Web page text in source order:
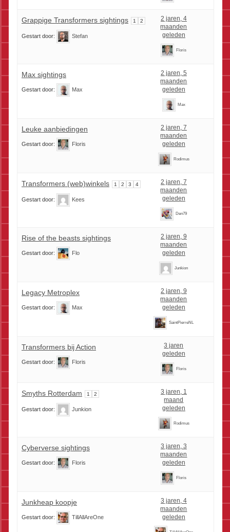
Grappige Transformers sightings 1 2
Gestart door: Stefan
2 jaren, 4
maanden
geleden
Floris
Max sightings
Gestart door: Max
2 jaren, 5
maanden
geleden
Max
Leuke aanbiedingen
Gestart door: Floris
2 jaren, 7
maanden
geleden
Rodimus
Transformers (web)winkels 1 2 3 4
Gestart door: Kees
2 jaren, 7
maanden
geleden
Den79
Rise of the beasts sightings
Gestart door: Flo
2 jaren, 9
maanden
geleden
Junkion
Legacy Metroplex
Gestart door: Max
2 jaren, 9
maanden
geleden
SaintPierreNL
Transformers bij Action
Gestart door: Floris
3 jaren
geleden
Floris
Smyths Rotterdam 1 2
Gestart door: Junkion
3 jaren, 1
maand
geleden
Rodimus
Cyberverse sightings
Gestart door: Floris
3 jaren, 3
maanden
geleden
Floris
Junkheap koopje
Gestart door: TillAllAreOne
3 jaren, 4
maanden
geleden